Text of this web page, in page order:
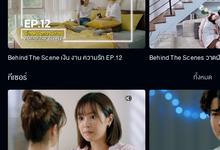
Behind The Scene เงิน งาน ความรัก EP.12 Behind The Scenes วาด
ทีเซอร์ ทั้งหมด